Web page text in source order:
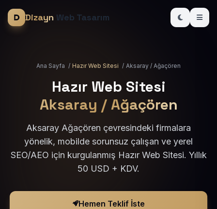
Dizayn Web Tasarım
Ana Sayfa / Hazır Web Sitesi / Aksaray / Ağaçören
Hazır Web Sitesi
Aksaray / Ağaçören
Aksaray Ağaçören çevresindeki firmalara
yönelik, mobilde sorunsuz çalışan ve yerel
SEO/AEO için kurgulanmış Hazır Web Sitesi. Yıllık
50 USD + KDV.
Hemen Teklif İste